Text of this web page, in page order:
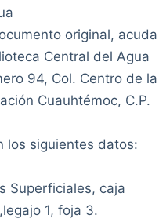
original, acuda
Central del Agua
94, Col. Centro de la
Cuauhtémoc, C.P.
los siguientes datos:
Superficiales, caja
1, foja 3.